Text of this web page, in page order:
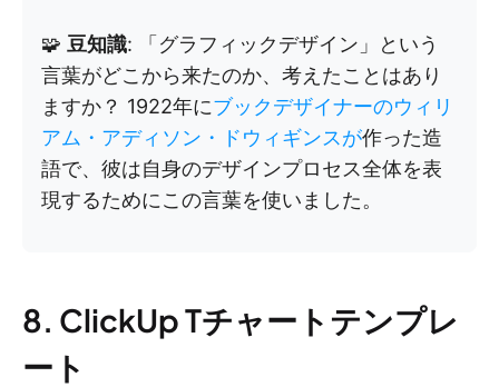
🧩 豆知識: 「グラフィックデザイン」という
言葉がどこから来たのか、考えたことはあり
ますか？ 1922年にブックデザイナーのウィリ
アム・アディソン・ドウィギンスが作った造
語で、彼は自身のデザインプロセス全体を表
現するためにこの言葉を使いました。
8. ClickUp Tチャートテンプレ
ート